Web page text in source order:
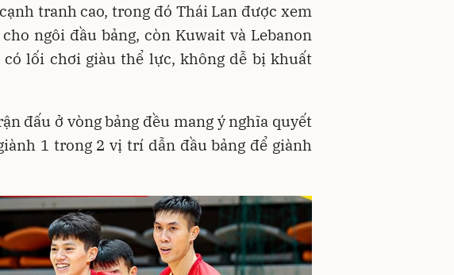
tranh cao, trong đó Thái Lan được xem
ngôi đầu bảng, còn Kuwait và Lebanon
lối chơi giàu thể lực, không dễ bị khuất
đấu ở vòng bảng đều mang ý nghĩa quyết
1 trong 2 vị trí dẫn đầu bảng để giành